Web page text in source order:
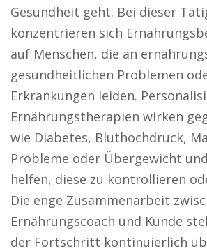
Gesundheit geht. Bei dieser
konzentrieren sich
auf Menschen, die an
gesundheitlichen Problemen
Erkrankungen leiden.
Ernährungstherapien wirken
wie Diabetes, Bluthochdruck,
Probleme oder Übergewicht
helfen, diese zu kontrollieren
Die enge Zusammenarbeit
Ernährungscoach und Kunde
der Fortschritt kontinuierlich